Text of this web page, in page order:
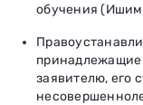
обучения (Ишим
принадлежащие
заявителю, его